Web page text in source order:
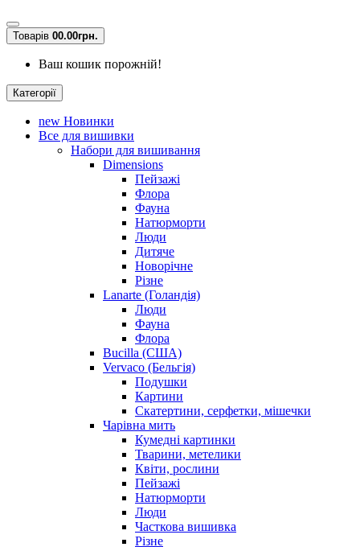
Товарів 00.00грн.
Ваш кошик порожній!
Категорії
new Новинки
Все для вишивки
Набори для вишивання
Dimensions
Пейзажі
Флора
Фауна
Натюрморти
Люди
Дитяче
Новорічне
Різне
Lanarte (Голандія)
Люди
Фауна
Флора
Bucilla (США)
Vervaco (Бельгія)
Подушки
Картини
Скатертини, серфетки, мішечки
Чарiвна мить
Кумедні картинки
Тварини, метелики
Квіти, рослини
Пейзажі
Натюрморти
Люди
Часткова вишивка
Різне